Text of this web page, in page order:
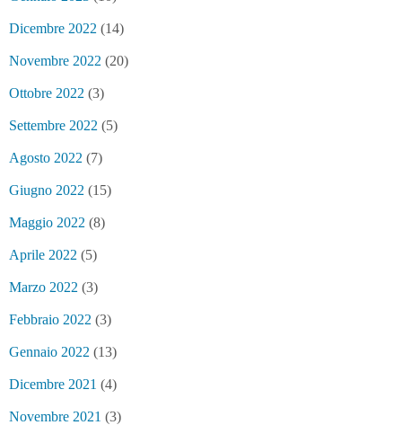
Dicembre 2022 (14)
Novembre 2022 (20)
Ottobre 2022 (3)
Settembre 2022 (5)
Agosto 2022 (7)
Giugno 2022 (15)
Maggio 2022 (8)
Aprile 2022 (5)
Marzo 2022 (3)
Febbraio 2022 (3)
Gennaio 2022 (13)
Dicembre 2021 (4)
Novembre 2021 (3)